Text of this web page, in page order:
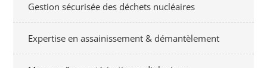
Gestion sécurisée des déchets nucléaires
Expertise en assainissement & démantèlement